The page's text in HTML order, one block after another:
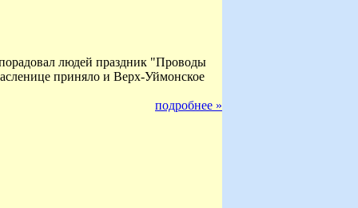
людей праздник "Проводы
приняло и Верх-Уймонское
подробнее »